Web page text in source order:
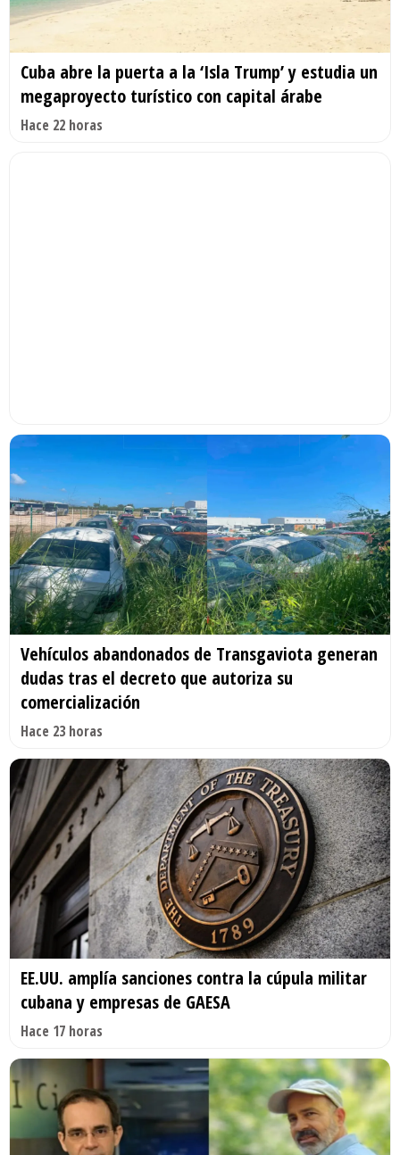
Cuba abre la puerta a la ‘Isla Trump’ y estudia un
megaproyecto turístico con capital árabe
Hace 22 horas
Vehículos abandonados de Transgaviota generan
dudas tras el decreto que autoriza su
comercialización
Hace 23 horas
EE.UU. amplía sanciones contra la cúpula militar
cubana y empresas de GAESA
Hace 17 horas